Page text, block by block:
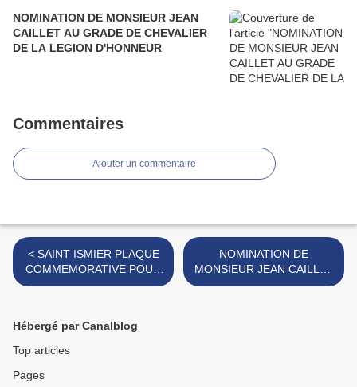
NOMINATION DE MONSIEUR JEAN
CAILLET AU GRADE DE CHEVALIER
DE LA LEGION D'HONNEUR
Commentaires
Ajouter un commentaire
< SAINT ISMIER PLAQUE
COMMEMORATIVE POUR
LE SOUVENIR DES
NOMINATION DE
MONSIEUR JEAN CAILLET
AU GRADE DE CHEVALIER
Hébergé par Canalblog
Top articles
Pages